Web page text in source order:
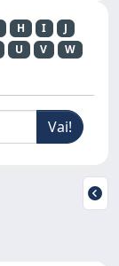
H I
J
U V
W